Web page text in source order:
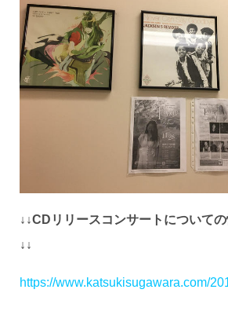
↓↓CDリリースコンサートについて
↓↓
https://www.katsukisugawara.com/